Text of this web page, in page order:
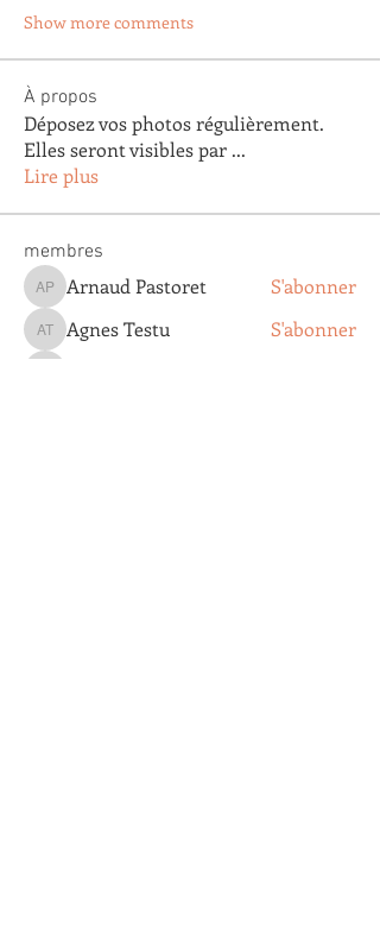
Show more comments
À propos
Déposez vos photos régulièrement.
Elles seront visibles par ...
Lire plus
membres
Arnaud Pastoret
Arnaud Pastoret S'abonner
Agnes Testu
Agnes Testu S'abonner